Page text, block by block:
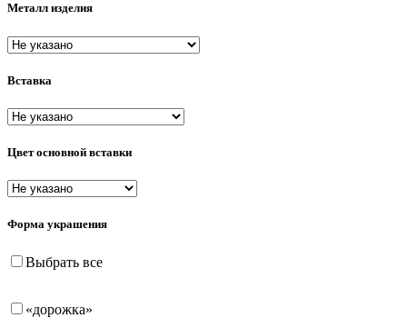
Металл изделия
Вставка
Цвет основной вставки
Форма украшения
Выбрать все
«дорожка»